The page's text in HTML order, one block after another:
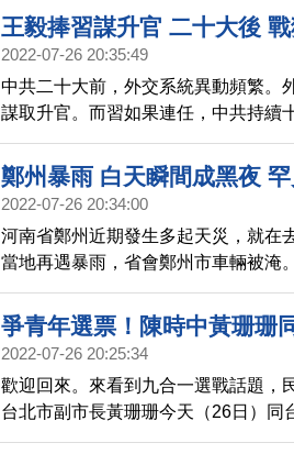
防部長派恩主持。會中聚焦，中共對
及國際應如何團結阻止中共武力侵犯
王毅捧習謀升官 二十大後
2022-07-26 20:35:49
中共二十大前，外交系統異動頻繁。
謀取升官。而習如果連任，中共持續
變化？請看我們的分析報導。
鄭州暴雨 白天瞬間成黑夜
分鐘
2022-07-26 20:34:00
河南省鄭州近期發生多起天災，就在
當地再遇暴雨，省會鄭州市車輛被淹
密布，電閃雷鳴、狂風驟雨，白天瞬
暴雨前，鄭州市區罕見出現「綠色天
友感嘆為何災情依舊，「所以這一年
爭青年選票！陳時中黃珊珊
2022-07-26 20:25:34
歡迎回來。來看到九合一選戰話題，
台北市副市長黃珊珊今天（26日）同
拉近與青年的距離，而原本三位候選